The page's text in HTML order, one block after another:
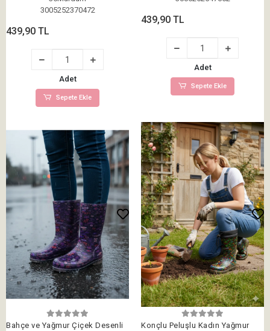
3005252370472
439,90 TL
Adet
Sepete Ekle
439,90 TL
Adet
Sepete Ekle
Bahçe ve Yağmur Çiçek Desenli
Konçlu Peluşlu Kadın Yağmur